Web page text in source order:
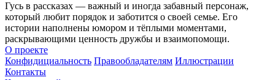
Гусь в рассказах — важный и иногда забавный персонаж,
который любит порядок и заботится о своей семье. Его
истории наполнены юмором и тёплыми моментами,
раскрывающими ценность дружбы и взаимопомощи.
О проекте
Конфидициальность Правообладателям Иллюстрации
Контакты